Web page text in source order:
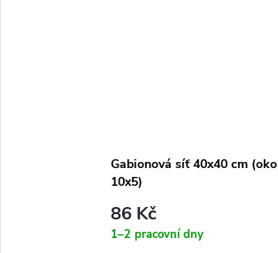
Gabionová síť 40x40 cm (oko
10x5)
86 Kč
1–2 pracovní dny